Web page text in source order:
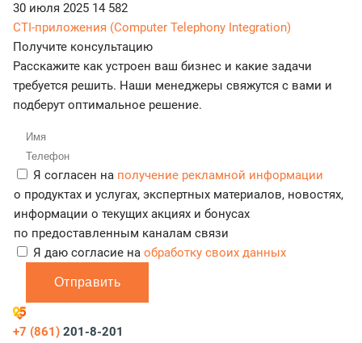
30 июля 2025 14 582
CTI-приложения (Computer Telephony Integration)
Получите консультацию
Расскажите как устроен ваш бизнес и какие задачи
требуется решить. Наши менеджеры свяжутся с вами и
подберут оптимальное решение.
Я согласен на получение рекламной информации
о продуктах и услугах, экспертных материалов, новостях,
информации о текущих акциях и бонусах
по предоставленным каналам связи
Я даю согласие на обработку своих данных
Отправить
+7 (861) 201-8-201